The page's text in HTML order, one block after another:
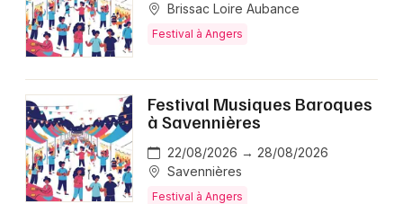
Brissac Loire Aubance
Festival à Angers
Festival Musiques Baroques
à Savennières
22/08/2026 → 28/08/2026
Savennières
Festival à Angers